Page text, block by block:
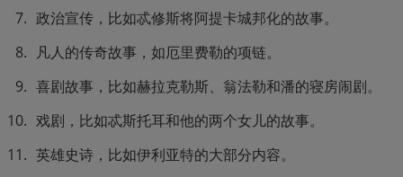
政治宣传，比如忒修斯将阿提卡城邦化的故事。
凡人的传奇故事，如厄里费勒的项链。
喜剧故事，比如赫拉克勒斯、翁法勒和潘的寝房闹剧。
戏剧，比如忒斯托耳和他的两个女儿的故事。
英雄史诗，比如伊利亚特的大部分内容。